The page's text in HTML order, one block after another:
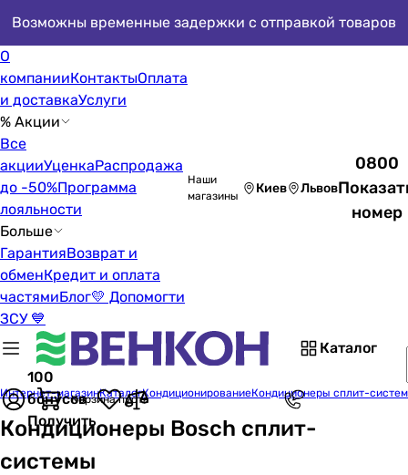
Возможны временные задержки с отправкой товаров
О
компанииКонтактыОплата
и доставкаУслуги
% Акции
Все
акцииУценкаРаспродажа
до -50%Программа
лояльности
Больше
ГарантияВозврат и
обменКредит и оплата
частямиБлог💛 Допомогти
ЗСУ 💙
Наши
магазины
Киев Львов
0800
номер
Каталог
100
бонусов
Получить
Корзина пуста
Интернет-магазинКаталогКондиционированиеКондиционеры сплит-
Кондиционеры Bosch сплит-
системы